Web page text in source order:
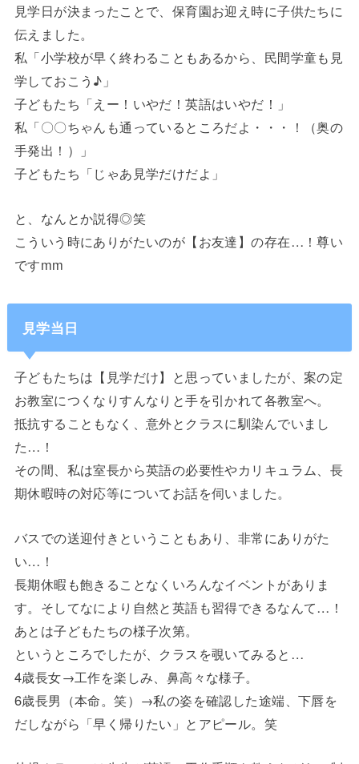
見学日が決まったことで、保育園お迎え時に子供たちに
伝えました。
私「小学校が早く終わることもあるから、民間学童も見
学しておこう♪」
子どもたち「えー！いやだ！英語はいやだ！」
私「〇〇ちゃんも通っているところだよ・・・！（奥の
手発出！）」
子どもたち「じゃあ見学だけだよ」
と、なんとか説得◎笑
こういう時にありがたいのが【お友達】の存在…！尊い
ですmm
見学当日
子どもたちは【見学だけ】と思っていましたが、案の定
お教室につくなりすんなりと手を引かれて各教室へ。
抵抗することもなく、意外とクラスに馴染んでいまし
た…！
その間、私は室長から英語の必要性やカリキュラム、長
期休暇時の対応等についてお話を伺いました。
バスでの送迎付きということもあり、非常にありがた
い…！
長期休暇も飽きることなくいろんなイベントがありま
す。そしてなにより自然と英語も習得できるなんて…！
あとは子どもたちの様子次第。
というところでしたが、クラスを覗いてみると…
4歳長女→工作を楽しみ、鼻高々な様子。
6歳長男（本命。笑）→私の姿を確認した途端、下唇を
だしながら「早く帰りたい」とアピール。笑